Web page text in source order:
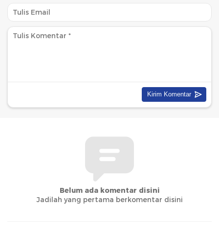
Belum ada komentar disini
Jadilah yang pertama berkomentar disini